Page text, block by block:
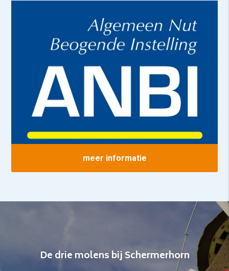
meer informatie
De drie molens bij Schermerhorn